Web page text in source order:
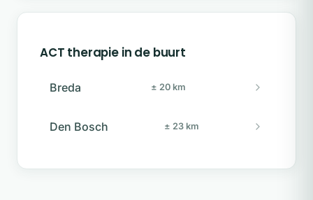
ACT therapie in de buurt
Breda ± 20 km
Den Bosch ± 23 km